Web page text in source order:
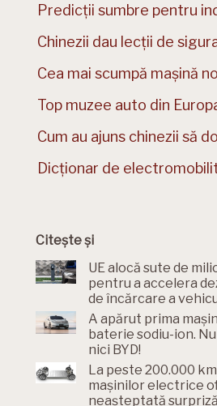
Predicții sumbre pentru
Chinezii dau lecții de
Cea mai scumpă mașină
Top muzee auto din
Cum au ajuns chinezii să
Dicționar de
Citește și
UE alocă sute de
pentru a accelera
de încărcare a
A apărut prima
baterie sodiu-ion.
nici BYD!
La peste 200.000
mașinilor electrice
neașteptată surpriză